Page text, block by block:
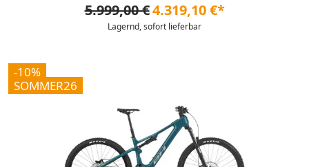
5.999,00 €4.319,10 €*
Lagernd, sofort lieferbar
-10%
SOMMER26